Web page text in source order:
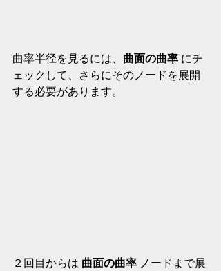
曲率半径を見るには、 曲面の曲率 にチ
ェックして、さらにそのノードを展開
する必要があります。
２回目からは 曲面の曲率 ノードまで展